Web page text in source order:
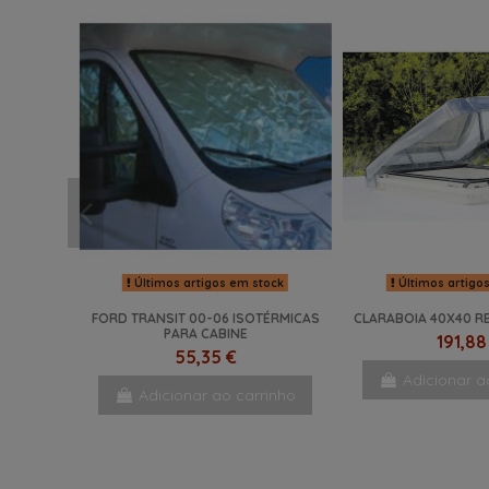
Últimos artigos em stock
FORD TRANSIT 00-06 ISOTÉRMICAS
PARA CABINE
55,35 €
Adicionar ao carrinho
Últimos
CLARABOIA 40X40
Adicionar